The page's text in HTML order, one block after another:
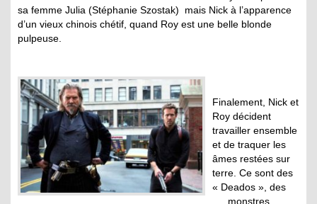
sa femme Julia (Stéphanie Szostak) mais Nick à l’apparence
d’un vieux chinois chétif, quand Roy est une belle blonde
pulpeuse.
Finalement, Nick et
Roy décident
travailler ensemble
et de traquer les
âmes restées sur
terre. Ce sont des
« Deados », des
monstres